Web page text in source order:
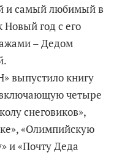
и самый любимый в
год с его
– Дедом
выпустило книгу
четыре
снеговиков»,
«Олимпийскую
и «Почту Деда